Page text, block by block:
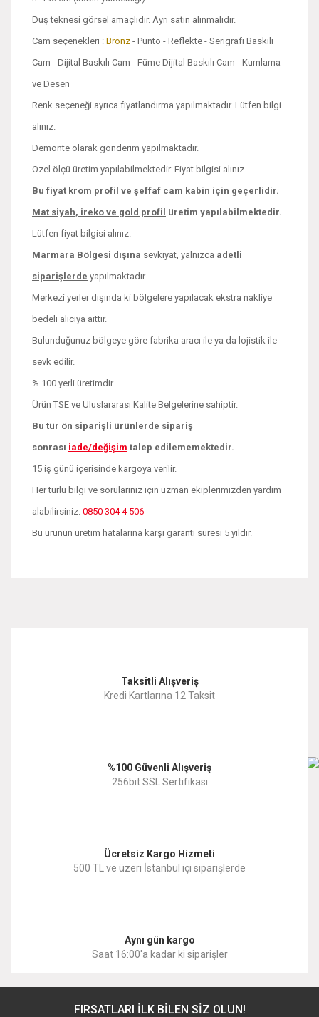
Duş teknesi görsel amaçlıdır. Ayrı satın alınmalıdır.
Cam seçenekleri : Bronz - Punto - Reflekte - Serigrafi Baskılı
Cam - Dijital Baskılı Cam - Füme Dijital Baskılı Cam - Kumlama
ve Desen
Renk seçeneği ayrıca fiyatlandırma yapılmaktadır. Lütfen bilgi
alınız.
Demonte olarak gönderim yapılmaktadır.
Özel ölçü üretim yapılabilmektedir. Fiyat bilgisi alınız.
Bu fiyat krom profil ve şeffaf cam kabin için geçerlidir.
Mat siyah, ireko ve gold profil üretim yapılabilmektedir.
Lütfen fiyat bilgisi alınız.
Marmara Bölgesi dışına sevkiyat, yalnızca adetli
siparişlerde yapılmaktadır.
Merkezi yerler dışında ki bölgelere yapılacak ekstra nakliye
bedeli alıcıya aittir.
Bulunduğunuz bölgeye göre fabrika aracı ile ya da lojistik ile
sevk edilir.
% 100 yerli üretimdir.
Ürün TSE ve Uluslararası Kalite Belgelerine sahiptir.
Bu tür ön siparişli ürünlerde sipariş
sonrası iade/değişim talep edilememektedir.
15 iş günü içerisinde kargoya verilir.
Her türlü bilgi ve sorularınız için uzman ekiplerimizden yardım
alabilirsiniz. 0850 304 4 506
Bu ürünün üretim hatalarına karşı garanti süresi 5 yıldır.
Ürün resmi kalitesiz, bozuk veya görüntülenemiyor.
Ürün fiyatı diğer sitelerden daha pahalı.
Taksitli Alışveriş
Kredi Kartlarına 12 Taksit
%100 Güvenli Alışveriş
256bit SSL Sertifikası
Ücretsiz Kargo Hizmeti
500 TL ve üzeri İstanbul içi siparişlerde
Aynı gün kargo
Saat 16:00'a kadar ki siparişler
FIRSATLARI İLK BİLEN SİZ OLUN!